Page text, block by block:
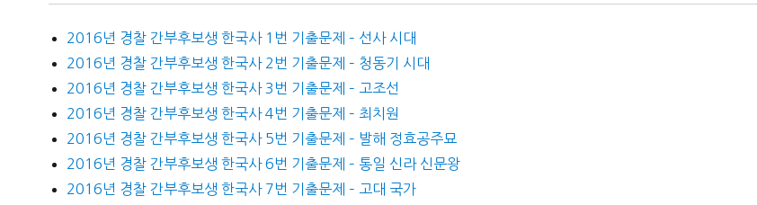
2016년 경찰 간부후보생 한국사 1번 기출문제 – 선사 시대
2016년 경찰 간부후보생 한국사 2번 기출문제 – 청동기 시대
2016년 경찰 간부후보생 한국사 3번 기출문제 – 고조선
2016년 경찰 간부후보생 한국사 4번 기출문제 – 최치원
2016년 경찰 간부후보생 한국사 5번 기출문제 – 발해 정효공주묘
2016년 경찰 간부후보생 한국사 6번 기출문제 – 통일 신라 신문왕
2016년 경찰 간부후보생 한국사 7번 기출문제 – 고대 국가